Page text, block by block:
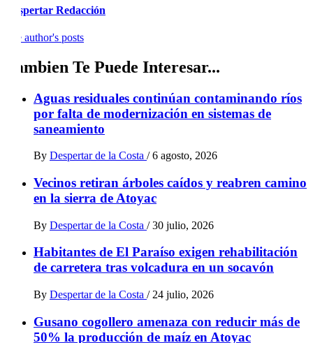
Despertar Redacción
See author's posts
Tambien Te Puede Interesar...
Aguas residuales continúan contaminando ríos
por falta de modernización en sistemas de
saneamiento
By Despertar de la Costa / 6 agosto, 2026
Vecinos retiran árboles caídos y reabren camino
en la sierra de Atoyac
By Despertar de la Costa / 30 julio, 2026
Habitantes de El Paraíso exigen rehabilitación
de carretera tras volcadura en un socavón
By Despertar de la Costa / 24 julio, 2026
Gusano cogollero amenaza con reducir más de
50% la producción de maíz en Atoyac